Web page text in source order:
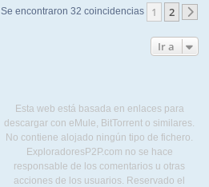
Se encontraron 32 coincidencias 1 2
Ir a
Esta web está basada en enlaces para
descargar con eMule, BitTorrent o similares.
No contiene alojado ningún tipo de fichero.
ExploradoresP2P.com no se hace
responsable de los comentarios u otras
acciones de los usuarios. Reservado el